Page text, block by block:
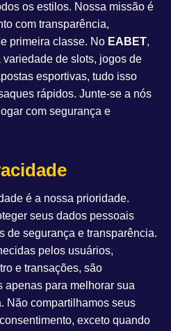
os estilos. Nossa missão é
com transparência,
primeira classe. No EABET,
de slots, jogos de
esportivas, tudo isso
rápidos. Junte-se a nós
com segurança e
é a nossa prioridade.
seus dados pessoais
de segurança e transparência.
pelos usuários,
e transações, são
apenas para melhorar sua
Não compartilhamos seus
exceto quando